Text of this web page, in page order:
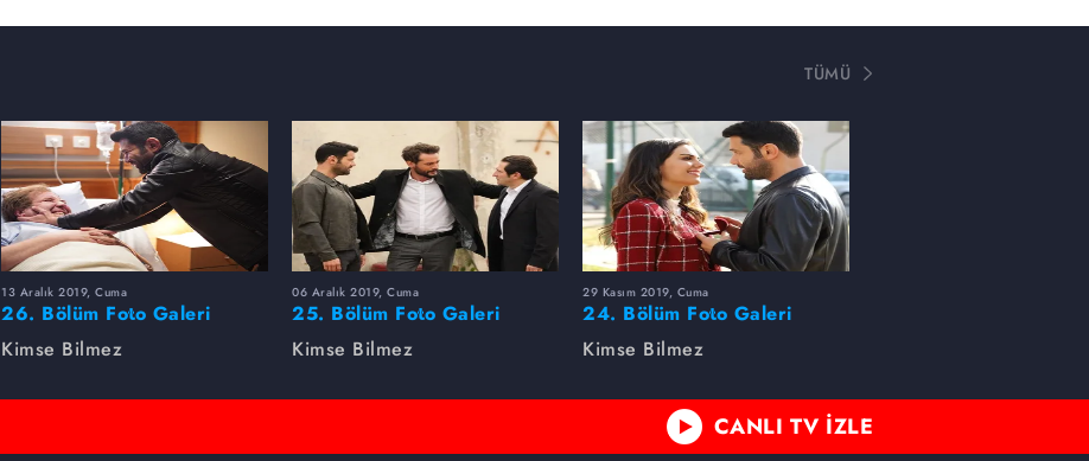
TÜMÜ
13 Aralık 2019, Cuma
26. Bölüm Foto Galeri
Kimse Bilmez
06 Aralık 2019, Cuma
25. Bölüm Foto Galeri
Kimse Bilmez
29 Kasım 2019, Cuma
24. Bölüm Foto Galeri
Kimse Bilmez
CANLI TV İZLE